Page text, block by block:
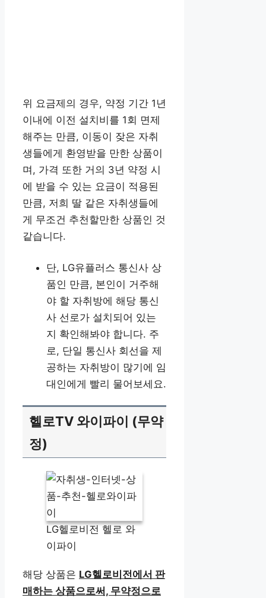
위 요금제의 경우, 약정 기간 1년
이내에 이전 설치비를 1회 면제
해주는 만큼, 이동이 잦은 자취
생들에게 환영받을 만한 상품이
며, 가격 또한 거의 3년 약정 시
에 받을 수 있는 요금이 적용된
만큼, 저희 딸 같은 자취생들에
게 무조건 추천할만한 상품인 것
같습니다.
단, LG유플러스 통신사 상
품인 만큼, 본인이 거주해
야 할 자취방에 해당 통신
사 선로가 설치되어 있는
지 확인해봐야 합니다. 주
로, 단일 통신사 회선을 제
공하는 자취방이 많기에 임
대인에게 빨리 물어보세요.
헬로TV 와이파이 (무약
정)
LG헬로비전 헬로 와
이파이
해당 상품은 LG헬로비전에서 판
매하는 상품으로써, 무약정으로